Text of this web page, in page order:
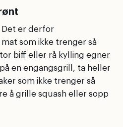
Det er derfor
som ikke trenger så
biff eller rå kylling egner
en engangsgrill, ta heller
som ikke trenger så
å grille squash eller sopp